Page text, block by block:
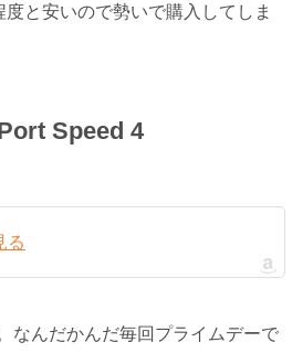
と安いので勢いで購入してしま
Speed 4
る
なんだかんだ毎回プライムデーで